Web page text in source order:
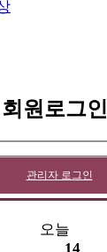
회원로그인
관리자 로그인
오늘
14